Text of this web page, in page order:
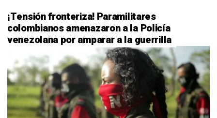
¡Tensión fronteriza! Paramilitares
colombianos amenazaron a la Policía
venezolana por amparar a la guerrilla